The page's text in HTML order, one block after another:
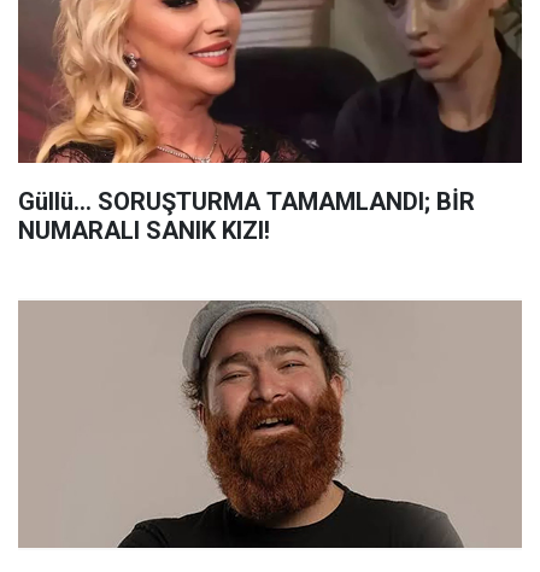
Güllü... SORUŞTURMA TAMAMLANDI; BİR
NUMARALI SANIK KIZI!